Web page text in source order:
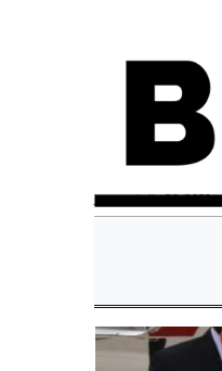
jueves, julio 29, 2021